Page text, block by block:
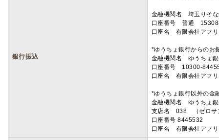
銀行振込
金融機関名 埼玉りそ
口座番号 普通
口座名 有限会社アフ
*ゆうちょ銀行からのお
金融機関名 ゆうちょ
口座番号 10300-
口座名 有限会社アフ
*ゆうちょ銀行以外の金
金融機関名 ゆうちょ
支店名 038 （ゼロサ
口座番号 8445532
口座名 有限会社アフ